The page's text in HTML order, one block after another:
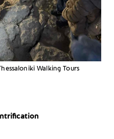
Walking Tours